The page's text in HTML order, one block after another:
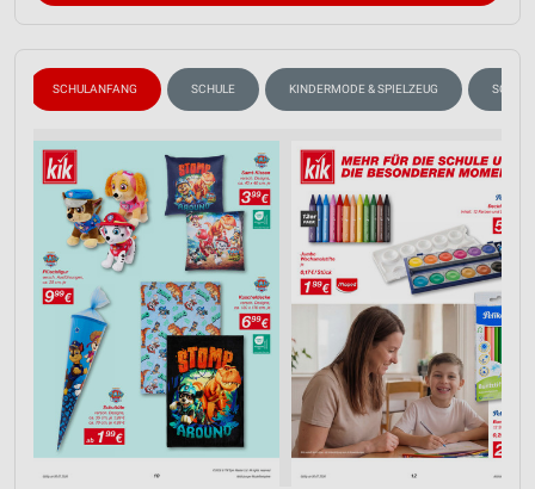
SCHULANFANG SCHULE KINDERMODE & SPIELZEUG